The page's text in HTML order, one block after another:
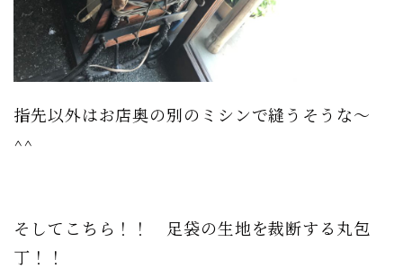
指先以外はお店奥の別のミシンで縫うそうな〜
^^
そしてこちら！！ 足袋の生地を裁断する丸包
丁！！